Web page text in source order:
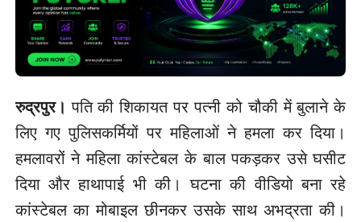
रुद्रपुर। पति की शिकायत पर पत्नी को चौकी में बुलाने के
लिए गए पुलिसकर्मियों पर महिलाओं ने हमला कर दिया।
हमलावरों ने महिला कांस्टेबल के बाल पकड़कर उसे घसीट
दिया और हाथापाई भी की। घटना की वीडियो बना रहे
कांस्टेबल का मोबाइल छीनकर उसके साथ अभद्रता की।